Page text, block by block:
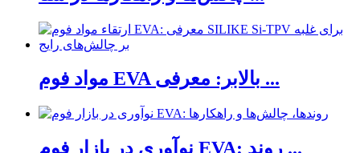
مواد فوم EVA بالابر: معرفی ...
نوآوری در بازار فوم EVA: روند ...